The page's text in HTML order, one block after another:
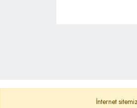
Ana Sayfaİnternet